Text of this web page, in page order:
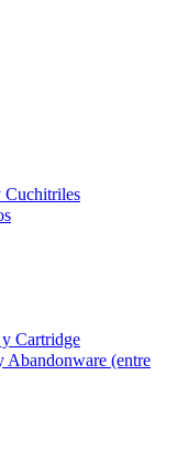
Cuchitriles
Cartridge
(entre